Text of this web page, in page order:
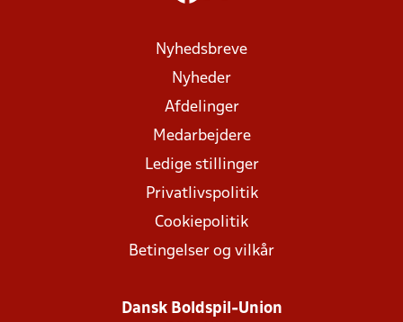
Nyhedsbreve
Nyheder
Afdelinger
Medarbejdere
Ledige stillinger
Privatlivspolitik
Cookiepolitik
Betingelser og vilkår
Dansk Boldspil-Union